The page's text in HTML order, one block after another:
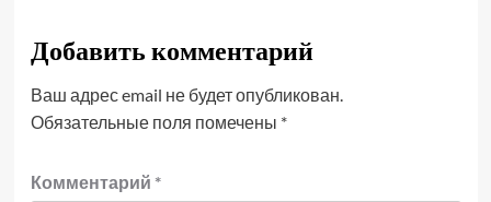
Добавить комментарий
Ваш адрес email не будет опубликован.
Обязательные поля помечены *
Комментарий *